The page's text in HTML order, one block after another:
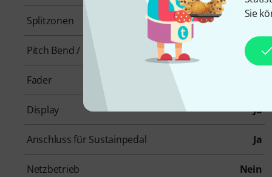
Sie
Splitzonen 0
Pitch Bend / Modulation Ja
Fader
Display Ja
Anschluss für Sustainpedal Ja
Netzbetrieb Nein